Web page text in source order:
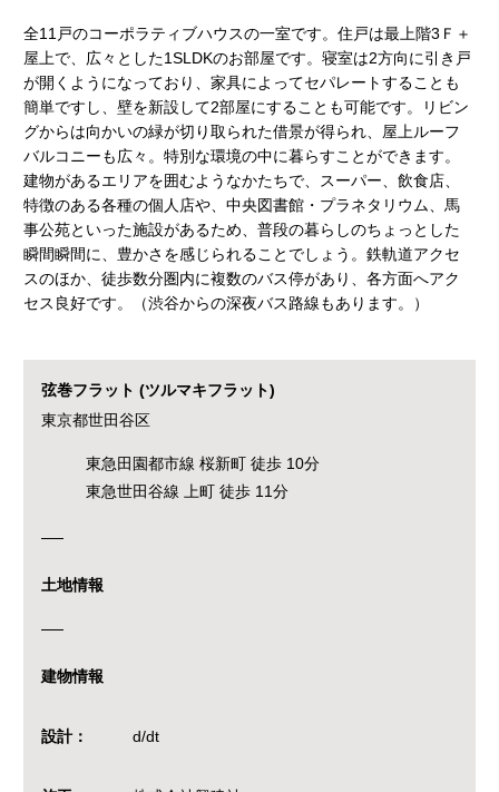
全11戸のコーポラティブハウスの一室です。住戸は最上階3Ｆ＋
屋上で、広々とした1SLDKのお部屋です。寝室は2方向に引き戸
が開くようになっており、家具によってセパレートすることも
簡単ですし、壁を新設して2部屋にすることも可能です。リビン
グからは向かいの緑が切り取られた借景が得られ、屋上ルーフ
バルコニーも広々。特別な環境の中に暮らすことができます。
建物があるエリアを囲むようなかたちで、スーパー、飲食店、
特徴のある各種の個人店や、中央図書館・プラネタリウム、馬
事公苑といった施設があるため、普段の暮らしのちょっとした
瞬間瞬間に、豊かさを感じられることでしょう。鉄軌道アクセ
スのほか、徒歩数分圏内に複数のバス停があり、各方面へアク
セス良好です。（渋谷からの深夜バス路線もあります。）
弦巻フラット (ツルマキフラット)
東京都世田谷区
東急田園都市線 桜新町 徒歩 10分
東急世田谷線 上町 徒歩 11分
土地情報
建物情報
設計： d/dt